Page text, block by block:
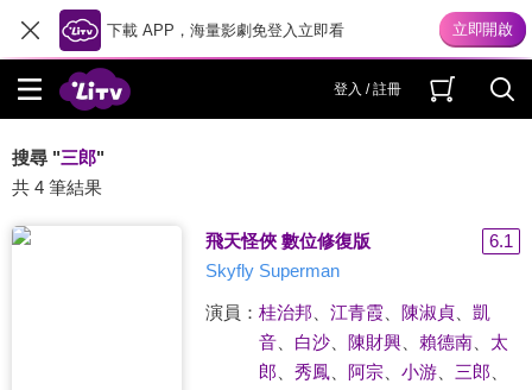
下載 APP，海量影劇免登入立即看
登入 / 註冊
搜尋 "三郎"
共 4 筆結果
飛天怪俠 數位修復版
6.1
Skyfly Superman
演員： 桂治邦 江青霞、 陳淑貞、 凱
音、 白沙、 陳財興、 賴德南、 太
郎
秀鳳、 阿宗、 小游、 三郎